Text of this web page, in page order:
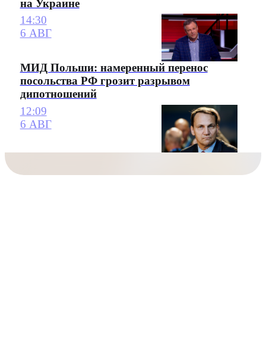
на Украине
14:30
6 АВГ
МИД Польши: намеренный перенос
посольства РФ грозит разрывом
дипотношений
12:09
6 АВГ